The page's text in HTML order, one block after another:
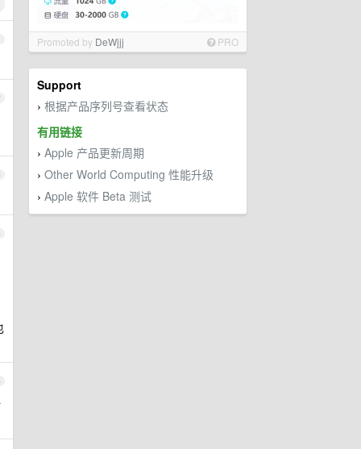
Promoted by DeWjjj PRO
Support
› 根据产品序列号查看状态
有用链接
› Apple 产品更新周期
› Other World Computing 性能升级
› Apple 软件 Beta 测试